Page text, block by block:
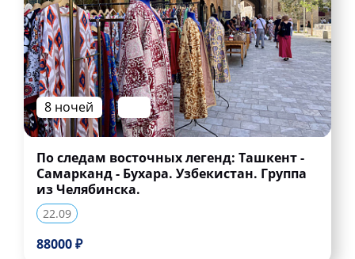
8 ночей
По следам восточных легенд: Ташкент -
Самарканд - Бухара. Узбекистан. Группа
из Челябинска.
22.09
88000 ₽